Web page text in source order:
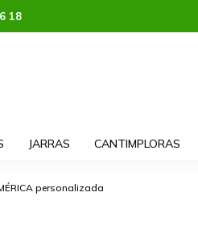
18
JARRAS CANTIMPLORAS
personalizada